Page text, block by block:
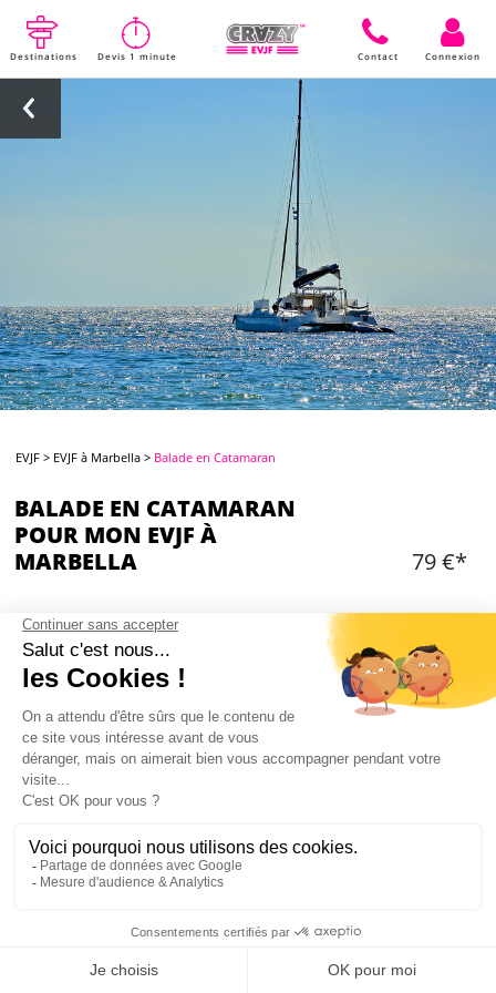
Destinations Devis 1 minute Contact Connexion
EVJF > EVJF à Marbella > Balade en Catamaran
BALADE EN CATAMARAN
POUR MON EVJF À
MARBELLA
79 €*
CONTENU
2 heures de voyage en catamaran privé
blanc
Fruits, chips, olives
rouge) et de la nourriture à bord
Possibilité d'acheter des boissons à bord
Mon EVJF à Marbella